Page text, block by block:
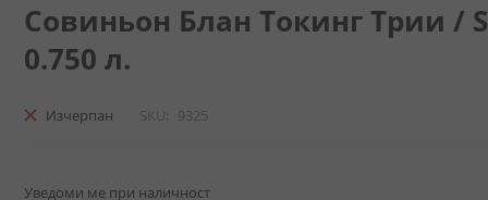
Совиньон Блан Токинг Трии /
0.750 л.
Изчерпан SKU 9325
Уведоми ме при наличност